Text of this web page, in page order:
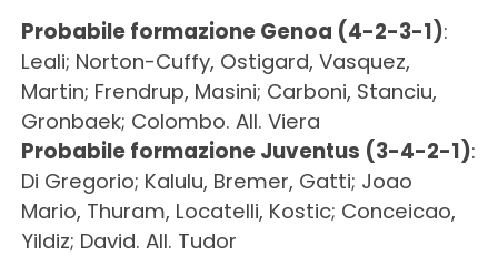
Probabile formazione Genoa (4-2-3-1):
Leali; Norton-Cuffy, Ostigard, Vasquez,
Martin; Frendrup, Masini; Carboni, Stanciu,
Gronbaek; Colombo. All. Viera
Probabile formazione Juventus (3-4-2-1):
Di Gregorio; Kalulu, Bremer, Gatti; Joao
Mario, Thuram, Locatelli, Kostic; Conceicao,
Yildiz; David. All. Tudor